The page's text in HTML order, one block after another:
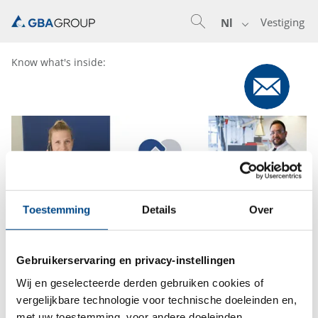
Toestemming Details Over
Gebruikerservaring en privacy-instellingen
Wij en geselecteerde derden gebruiken cookies of
vergelijkbare technologie voor technische doeleinden en,
Vestiging
Nl
Know what's inside: